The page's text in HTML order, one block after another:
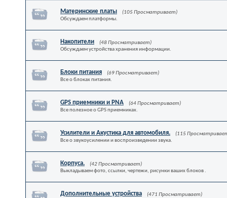
Материнские платы
(105 Просматривает)
Обсуждаем платформы.
Накопители
(48 Просматривает)
Обсуждаем устройства хранения информации.
Блоки питания
(69 Просматривает)
Все о блоках питания.
GPS приемники и PNA
(64 Просматривает)
Все полезное о GPS приемниках.
Усилители и Акустика для автомобиля.
(115
Все о звукоусилении и воспроизведении звука.
Корпуса.
(42 Просматривает)
Выкладываем фото, ссылки, чертежи, рисунки ваших блоков .
Дополнительные устройства
(471 Просматривает)